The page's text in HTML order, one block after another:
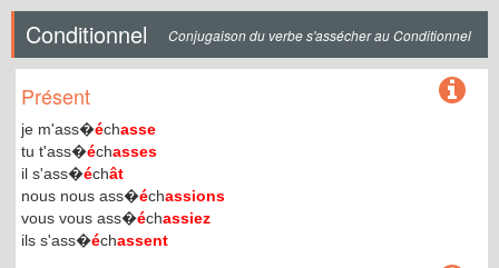
Conditionnel Conjugaison du verbe s'assécher au Conditionnel
Présent
je m'ass�échasse
tu t'ass�échasses
il s'ass�échât
nous nous ass�échassions
vous vous ass�échassiez
ils s'ass�échassent